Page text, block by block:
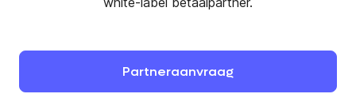
Partneraanvraag